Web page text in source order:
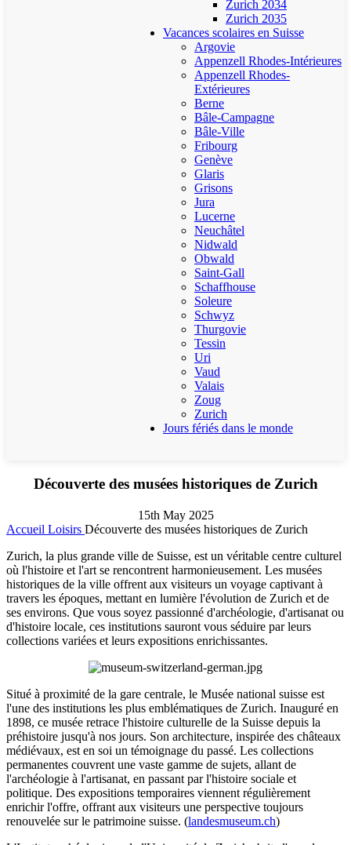
Zurich 2034
Zurich 2035
Vacances scolaires en Suisse
Argovie
Appenzell Rhodes-Intérieures
Appenzell Rhodes-
Extérieures
Berne
Bâle-Campagne
Bâle-Ville
Fribourg
Genève
Glaris
Grisons
Jura
Lucerne
Neuchâtel
Nidwald
Obwald
Saint-Gall
Schaffhouse
Soleure
Schwyz
Thurgovie
Tessin
Uri
Vaud
Valais
Zoug
Zurich
Jours fériés dans le monde
Découverte des musées historiques de Zurich
15th May 2025
Accueil Loisirs Découverte des musées historiques de Zurich
Zurich, la plus grande ville de Suisse, est un véritable centre culturel
où l'histoire et l'art se rencontrent harmonieusement. Les musées
historiques de la ville offrent aux visiteurs un voyage captivant à
travers les époques, mettant en lumière l'évolution de Zurich et de
ses environs. Que vous soyez passionné d'archéologie, d'artisanat ou
d'histoire locale, ces institutions sauront vous séduire par leurs
collections variées et leurs expositions enrichissantes.
Situé à proximité de la gare centrale, le Musée national suisse est
l'une des institutions les plus emblématiques de Zurich. Inauguré en
1898, ce musée retrace l'histoire culturelle de la Suisse depuis la
préhistoire jusqu'à nos jours. Son architecture, inspirée des châteaux
médiévaux, est en soi un témoignage du passé. Les collections
permanentes couvrent une vaste gamme de sujets, allant de
l'archéologie à l'artisanat, en passant par l'histoire sociale et
politique. Des expositions temporaires viennent régulièrement
enrichir l'offre, offrant aux visiteurs une perspective toujours
renouvelée sur le patrimoine suisse. (landesmuseum.ch)